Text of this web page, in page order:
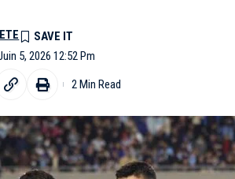
5, 2026 12:52 Pm
2 Min Read